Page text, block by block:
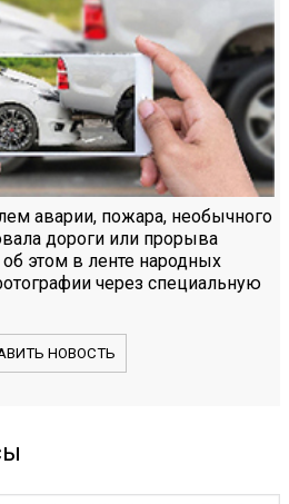
аварии, пожара, необычного
дороги или прорыва
этом в ленте народных
через специальную
НОВОСТЬ